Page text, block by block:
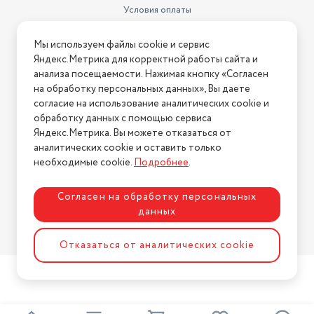
Условия оплаты
Условия возврата
Нашли ошибку на сайте? Напишите нам
2026 © Интернет-магазин "АстМаркет". У нас есть всё!
Политика конфиденциальности
Разработка сайтаASTDESIGN
Мы используем файлы cookie и сервис
Яндекс.Метрика для корректной работы сайта и
анализа посещаемости. Нажимая кнопку «Согласен
на обработку персональных данных», Вы даете
согласие на использование аналитических cookie и
обработку данных с помощью сервиса
Яндекс.Метрика. Вы можете отказаться от
аналитических cookie и оставить только
необходимые cookie.Подробнее.
Согласен на обработку персональных
данных
Отказаться от аналитических cookie